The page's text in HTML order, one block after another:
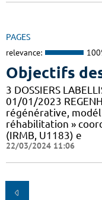
PAGES
relevance:
Objectifs
3 DOSSIERS
01/01/2023
régénérative,
réhabilitation »
(IRMB, U1183) e
22/03/2024 11:06